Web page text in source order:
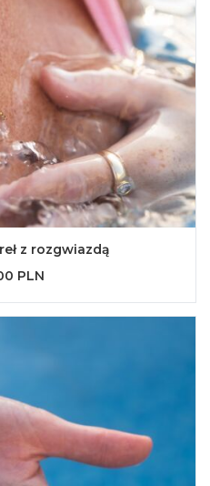
z rozgwiazdą
PLN